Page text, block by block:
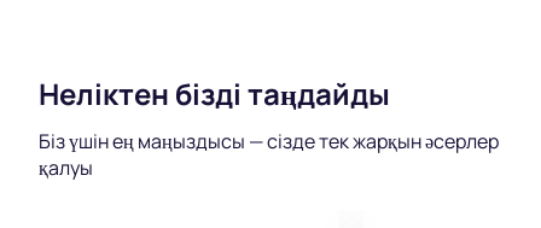
қалатын ерекше атмосфераны құра отырып, сиқыр
Таркан концертіне билеттер сатып алғаннан кейін
сіз құмарлық пен эмоциялар әлеміне, керемет
Неліктен бізді таңдайды
Біз үшін ең маңыздысы — сізде тек жарқын әсерлер
қалуы